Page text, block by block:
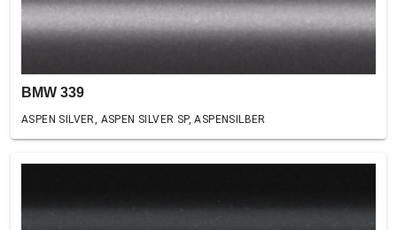
BMW 339
ASPEN SILVER, ASPEN SILVER SP, ASPENSILBER